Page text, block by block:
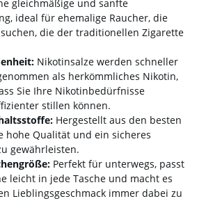
gleichmäßige und sanfte
ideal für ehemalige Raucher, die
die der traditionellen Zigarette
Nikotinsalze werden schneller
als herkömmliches Nikotin,
Sie Ihre Nikotinbedürfnisse
stillen können.
Hergestellt aus den besten
hohe Qualität und ein sicheres
gewährleisten.
Perfekt für unterwegs, passt
leicht in jede Tasche und macht es
Lieblingsgeschmack immer dabei zu